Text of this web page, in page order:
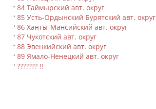
84 Таймырский авт. округ
85 Усть-Ордынский Бурятский авт. округ
86 Ханты-Мансийский авт. округ
87 Чукотский авт. округ
88 Эвенкийский авт. округ
89 Ямало-Ненецкий авт. округ
??????? !!